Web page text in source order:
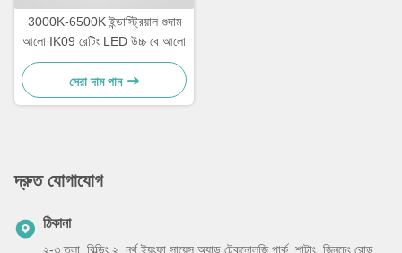
3000K-6500K ইন্ডাস্ট্রিয়াল গুদাম
আলো IK09 রেটিং LED উচ্চ বে আলো
সেরা দাম পান
দ্রুত যোগাযোগ
ঠিকানা
২-৩ তলা, বিল্ডিং ২, নর্থ ইয়ংফা সায়েন্স অ্যান্ড টেকনোলজি পার্ক, শাটাং, জিনচেং রোড,